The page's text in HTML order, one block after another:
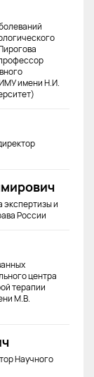
имени Н.И.
экспертизы и
России
центра
терапии
М.В.
Научного